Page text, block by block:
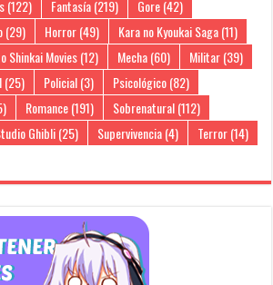
(122) Fantasía(219) Gore(42)
(29) Horror(49) Kara no Kyoukai Saga(11)
Shinkai Movies(12) Mecha(60) Militar(39)
(25) Policial(3) Psicológico(82)
Romance(191) Sobrenatural(112)
Ghibli(25) Supervivencia(4) Terror(14)